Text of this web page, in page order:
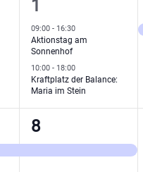
2
1
09:00- 16:30
Aktionstag am
Sonnenhof
10:00- 18:00
Kraftplatz der Balance:
Maria im Stein
1
Veranstaltung,
8